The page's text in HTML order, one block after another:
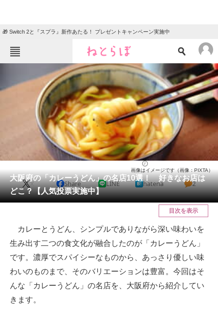
🎁 Switch 2と『スプラ』新作あたる！ プレゼントキャンペーン実施中
ねとらぼメニュー
ニュース
クイズ
地域
教育・育児
リサーチ
会員記事
メディア
ITの今と未来を見通す
スマホと通信の最新トレンド
進化するPCとデバイスの未来
好きが集まる 比べて選べる
大阪府の「カレーうどん」の名店10選！ 好きなお店は
どこ？【人気投票実施中】
画像はイメージです（画像：PIXTA）
X Share LINE hatena 2
目次を表示
カレーとうどん、シンプルでありながら深い味わいを
生み出す二つの食文化が融合したのが「カレーうどん」
です。濃厚でスパイシーなものから、あっさり優しい味
わいのものまで、そのバリエーションは豊富。今回はそ
んな「カレーうどん」の名店を、大阪府から紹介してい
きます。